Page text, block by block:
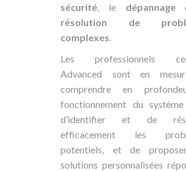
sécurité, le dépannage
résolution
de
complexes.
Les professionnels
Advanced sont en
comprendre en
fonctionnement du
d’identifier et de
efficacement les
potentiels, et de
solutions personnalisées